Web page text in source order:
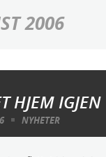
2006
HJEM IGJEN
NYHETER